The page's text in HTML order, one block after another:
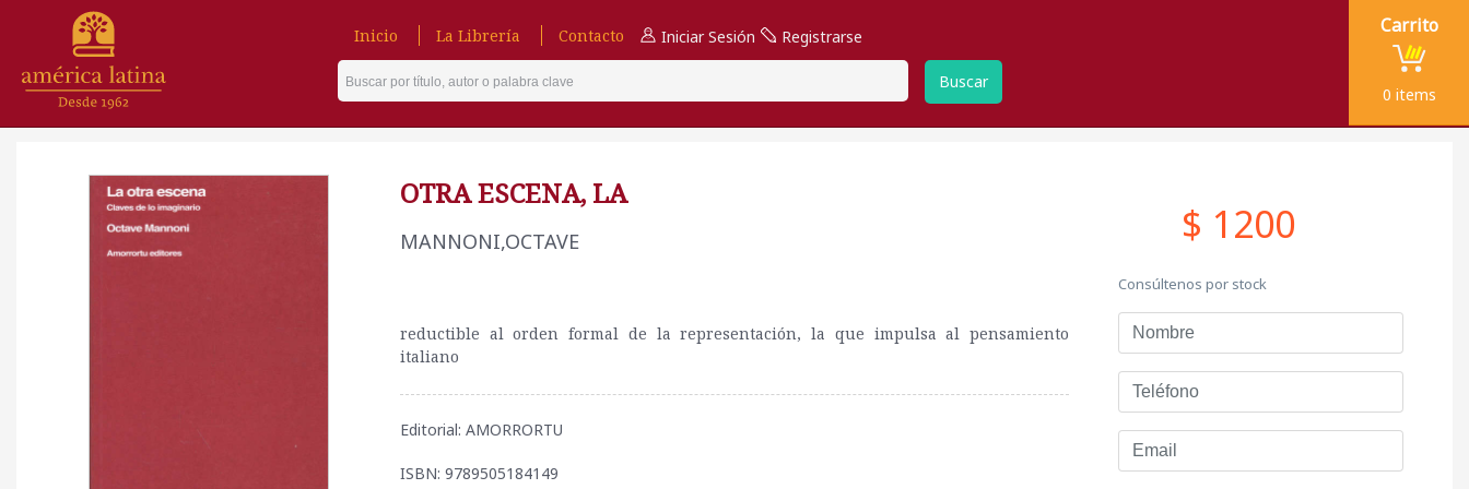
Inicio La Librería Contacto Iniciar Sesión Registrarse
Buscar
Carrito
0 items
OTRA ESCENA, LA
MANNONI,OCTAVE
reductible al orden formal de la representación, la que impulsa al pensamiento
italiano
Editorial: AMORRORTU
ISBN: 9789505184149
$ 1200
Consúltenos por stock
Nombre
Teléfono
Email